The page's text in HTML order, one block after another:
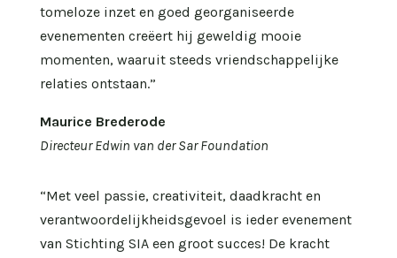
tomeloze inzet en goed georganiseerde
evenementen creëert hij geweldig mooie
momenten, waaruit steeds vriendschappelijke
relaties ontstaan.”
Maurice Brederode
Directeur Edwin van der Sar Foundation
“Met veel passie, creativiteit, daadkracht en
verantwoordelijkheidsgevoel is ieder evenement
van Stichting SIA een groot succes! De kracht